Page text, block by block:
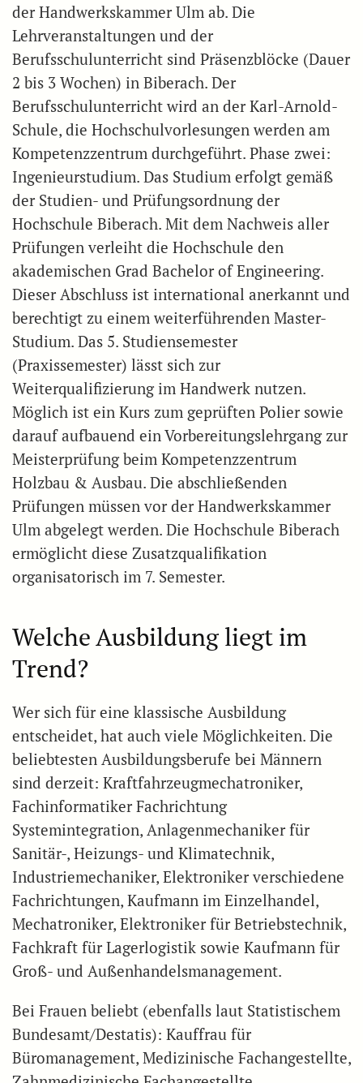
der Handwerkskammer Ulm ab. Die
Lehrveranstaltungen und der
Berufsschulunterricht sind Präsenzblöcke (Dauer
2 bis 3 Wochen) in Biberach. Der
Berufsschulunterricht wird an der Karl-Arnold-
Schule, die Hochschulvorlesungen werden am
Kompetenzzentrum durchgeführt. Phase zwei:
Ingenieurstudium. Das Studium erfolgt gemäß
der Studien- und Prüfungsordnung der
Hochschule Biberach. Mit dem Nachweis aller
Prüfungen verleiht die Hochschule den
akademischen Grad Bachelor of Engineering.
Dieser Abschluss ist international anerkannt und
berechtigt zu einem weiterführenden Master-
Studium. Das 5. Studiensemester
(Praxissemester) lässt sich zur
Weiterqualifizierung im Handwerk nutzen.
Möglich ist ein Kurs zum geprüften Polier sowie
darauf aufbauend ein Vorbereitungslehrgang zur
Meisterprüfung beim Kompetenzzentrum
Holzbau & Ausbau. Die abschließenden
Prüfungen müssen vor der Handwerkskammer
Ulm abgelegt werden. Die Hochschule Biberach
ermöglicht diese Zusatzqualifikation
organisatorisch im 7. Semester.
Welche Ausbildung liegt im
Trend?
Wer sich für eine klassische Ausbildung
entscheidet, hat auch viele Möglichkeiten. Die
beliebtesten Ausbildungsberufe bei Männern
sind derzeit: Kraftfahrzeugmechatroniker,
Fachinformatiker Fachrichtung
Systemintegration, Anlagenmechaniker für
Sanitär-, Heizungs- und Klimatechnik,
Industriemechaniker, Elektroniker verschiedene
Fachrichtungen, Kaufmann im Einzelhandel,
Mechatroniker, Elektroniker für Betriebstechnik,
Fachkraft für Lagerlogistik sowie Kaufmann für
Groß- und Außenhandelsmanagement.
Bei Frauen beliebt (ebenfalls laut Statistischem
Bundesamt/Destatis): Kauffrau für
Büromanagement, Medizinische Fachangestellte,